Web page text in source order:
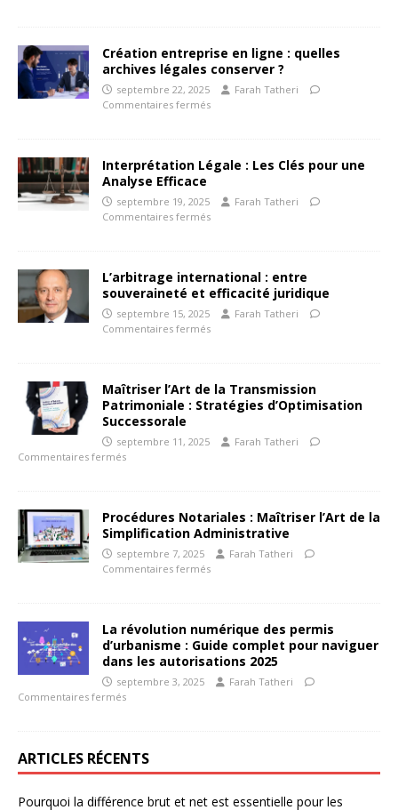
Création entreprise en ligne : quelles
archives légales conserver ?
septembre 22, 2025
Farah Tatheri
Commentaires fermés
Interprétation Légale : Les Clés pour une
Analyse Efficace
septembre 19, 2025
Farah Tatheri
Commentaires fermés
L’arbitrage international : entre
souveraineté et efficacité juridique
septembre 15, 2025
Farah Tatheri
Commentaires fermés
Maîtriser l’Art de la Transmission
Patrimoniale : Stratégies d’Optimisation
Successorale
septembre 11, 2025
Farah Tatheri
Commentaires fermés
Procédures Notariales : Maîtriser l’Art de la
Simplification Administrative
septembre 7, 2025
Farah Tatheri
Commentaires fermés
La révolution numérique des permis
d’urbanisme : Guide complet pour naviguer
dans les autorisations 2025
septembre 3, 2025
Farah Tatheri
Commentaires fermés
ARTICLES RÉCENTS
Pourquoi la différence brut et net est essentielle pour les